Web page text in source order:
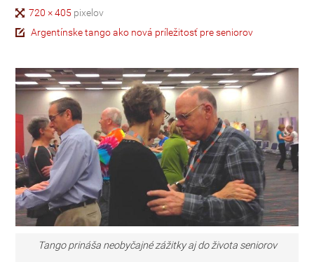
720 × 405 pixelov
Argentínske tango ako nová príležitosť pre seniorov
Tango prináša neobyčajné zážitky aj do života seniorov